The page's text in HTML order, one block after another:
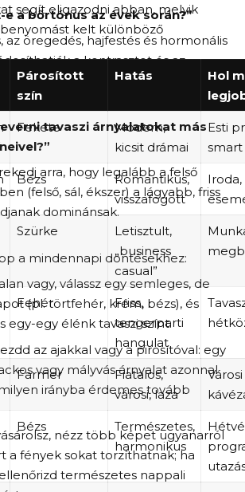
e a bőrtónus az évek során?”
az öregedés, hajfestés és hormonális
a kontrasztot és az
érdemes időnként újra ránézni a
tavaszi árnyalatokat más
arra, hogy legalább a felső
(felső, sál, ékszer) a lágyabb, friss
dominánsak.
a mindennapi döntésekhez:
vagy, válassz egy semleges, de
(pl. törtfehér, krém, bézs), és
egy-egy élénk tavaszi színt.
az ajakkal vagy a pirosítóval: egy
vagy mályvás árnyalat azonnal
irányba érdemes tovább
nézz több képet ugyanarról
a fények sokat torzíthatnak; ha
természetes nappali
segít eligazodni abban, melyik
kelt különböző
Párosított
szín
Hatás
Hol
Fekete
Modern,
kicsit drámai
Esti
smart
Bézs
Romantikus,
visszafogott
Szürke
Letisztult,
„business
casual”
Fehér
Friss,
tengerparti
hangulat
Farmer
Fiatalos,
városi, laza
Bézs
Természetes,
harmonikus